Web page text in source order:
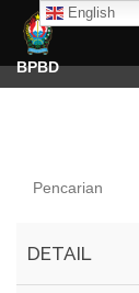
English
BPBD
DETAIL